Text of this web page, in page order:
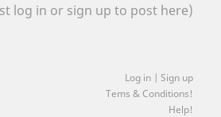
log in or sign up to post here)
Log in | Sign up
Tems & Conditions!
Help!